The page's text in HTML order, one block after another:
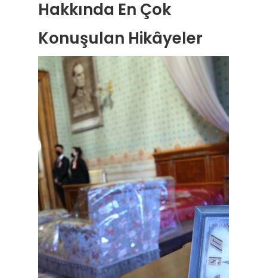
Hakkında En Çok
Konuşulan Hikâyeler